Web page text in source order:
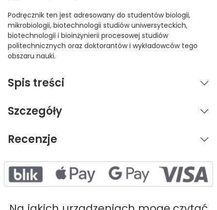
Podręcznik ten jest adresowany do studentów biologii,
mikrobiologii, biotechnologii studiów uniwersyteckich,
biotechnologii i bioinżynierii procesowej studiów
politechnicznych oraz doktorantów i wykładowców tego
obszaru nauki.
Spis treści
Szczegóły
Recenzje